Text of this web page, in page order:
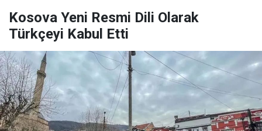
Kosova Yeni Resmi Dili Olarak
Türkçeyi Kabul Etti